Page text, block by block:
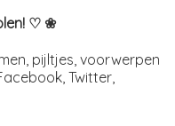
♡ ❀
pijltjes, voorwerpen
Twitter,